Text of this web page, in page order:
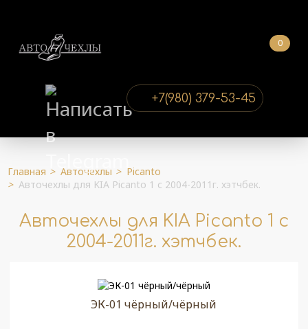
0
+7(980) 379-53-45
Главная > Авточехлы > Picanto
> Авточехлы для KIA Picanto 1 с 2004-2011г. хэтчбек.
Авточехлы для KIA Picanto 1 с
2004-2011г. хэтчбек.
ЭК-01 чёрный/чёрный